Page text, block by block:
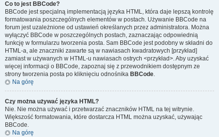
Co to jest BBCode?
BBCode jest specjalną implementacją języka HTML, która daje lepszą kontrolę
formatowania poszczególnych elementów w postach. Używanie BBCode na
forum jest uzależnione od ustawień określanych przez administratora. Można
wyłączyć BBCode w poszczególnych postach, zaznaczając odpowiednią
funkcję w formularzu tworzenia posta. Sam BBCode jest podobny w składni do
HTML-a, ale znaczniki zawarte są w nawiasach kwadratowych [przykład]
zamiast w używanych w HTML-u nawiasach ostrych <przykład>. Aby uzyskać
więcej informacji o BBCode, zapoznaj się z przewodnikiem dostępnym ze
strony tworzenia posta po kliknięciu odnośnika BBCode.
Na górę
Czy można używać języka HTML?
Nie. Nie można używać i przetwarzać znaczników HTML na tej witrynie.
Większość formatowania, które dostarcza HTML można uzyskać, używając
BBCode.
Na górę